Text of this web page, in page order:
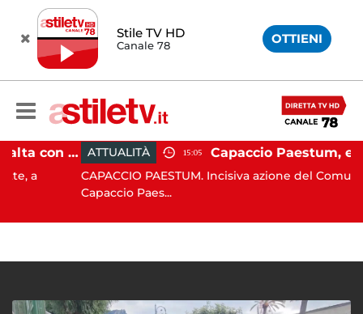
Stile TV HD
Canale 78 OTTIENI
Pontecagnano, si ribalta con l'auto alla rotatoria: giovane ferito ATTUALITÀ 15:05
CAPACCIO PAESTUM. Incisiva azione del Comune di
Capaccio Paes...